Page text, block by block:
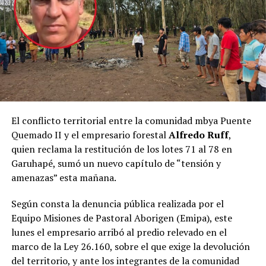
internacionales de jerarquía constitucional.
manifestó.
Mesa de trabajo
Corral fue recibido por el mandatario provincial en el
marco de un encuentro de trabajo centrado en el
fortalecimiento de la conectividad aérea de Misiones y
en los preparativos para el inicio de la nueva línea aérea
Durante la reunión, las autoridades repasaron el
cronograma previsto para el comienzo de la nueva
conexión, cuyovuelo inaugural tendrá lugar el
próximo 1 de noviembre
incorporación de esta alternativa para el desarrollo del
turismo, la actividad económica y la movilidad de los
misioneros.
El conflicto territorial entre la comunidad mbya Puente
Quemado II y el empresario forestalAlfredo Ruff,
quien reclama la restitución de los lotes 71 al 78 en
Garuhapé, sumó un nuevo capítulo de “tensión y
amenazas” esta mañana.
Según consta la denuncia pública realizada por el
Equipo Misiones de Pastoral Aborigen (Emipa), este
lunes el empresario arribó al predio relevado en el
marco de la Ley 26.160, sobre el que exige la devolución
del territorio, y ante los integrantes de la comunidad